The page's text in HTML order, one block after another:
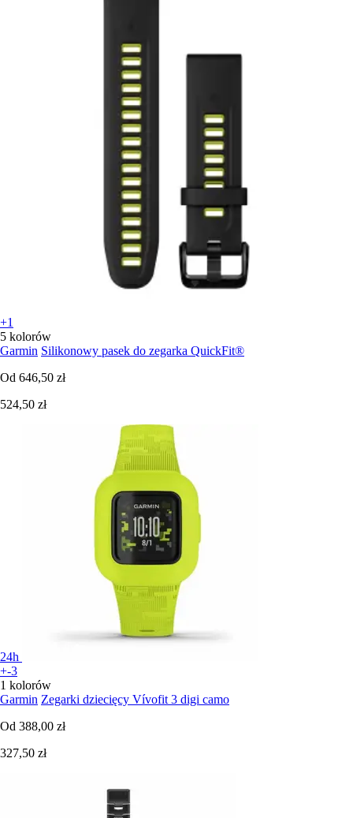
+1
5 kolorów
Garmin Silikonowy pasek do zegarka QuickFit®
Od 646,50 zł
524,50 zł
24h
+-3
1 kolorów
Garmin Zegarki dziecięcy Vívofit 3 digi camo
Od 388,00 zł
327,50 zł